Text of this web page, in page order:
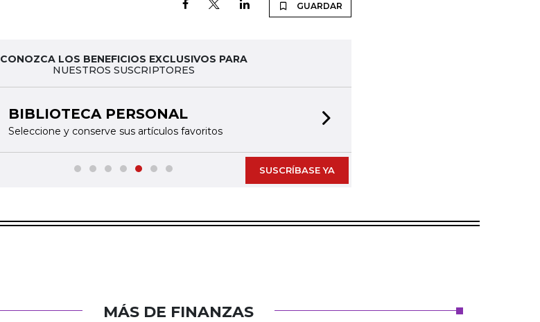
GUARDAR
CONOZCA LOS BENEFICIOS EXCLUSIVOS PARA
NUESTROS SUSCRIPTORES
BIBLIOTECA PERSONAL
Seleccione y conserve sus artículos favoritos
SUSCRÍBASE YA
MÁS DE FINANZAS